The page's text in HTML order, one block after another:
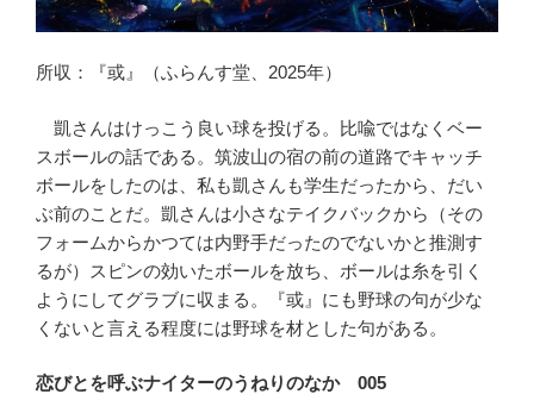
所収：『或』（ふらんす堂、2025年）
凱さんはけっこう良い球を投げる。比喩ではなくベー
スボールの話である。筑波山の宿の前の道路でキャッチ
ボールをしたのは、私も凱さんも学生だったから、だい
ぶ前のことだ。凱さんは小さなテイクバックから（その
フォームからかつては内野手だったのでないかと推測す
るが）スピンの効いたボールを放ち、ボールは糸を引く
ようにしてグラブに収まる。『或』にも野球の句が少な
くないと言える程度には野球を材とした句がある。
恋びとを呼ぶナイターのうねりのなか 005